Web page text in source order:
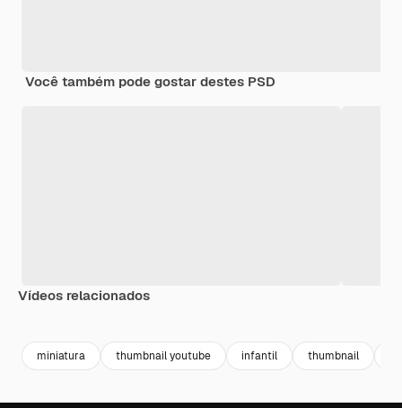
Você também pode gostar destes PSD
Vídeos relacionados
miniatura thumbnail youtube infantil thumbnail